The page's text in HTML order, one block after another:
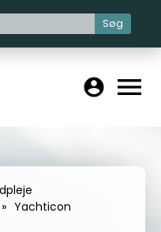
Søg
account_circle menu
Yachticon